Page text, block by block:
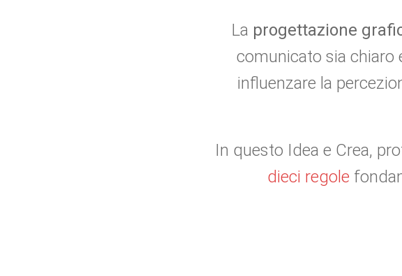
La progettazione
comunicato sia chiaro
influenzare la
In questo Idea e Crea,
dieci regole